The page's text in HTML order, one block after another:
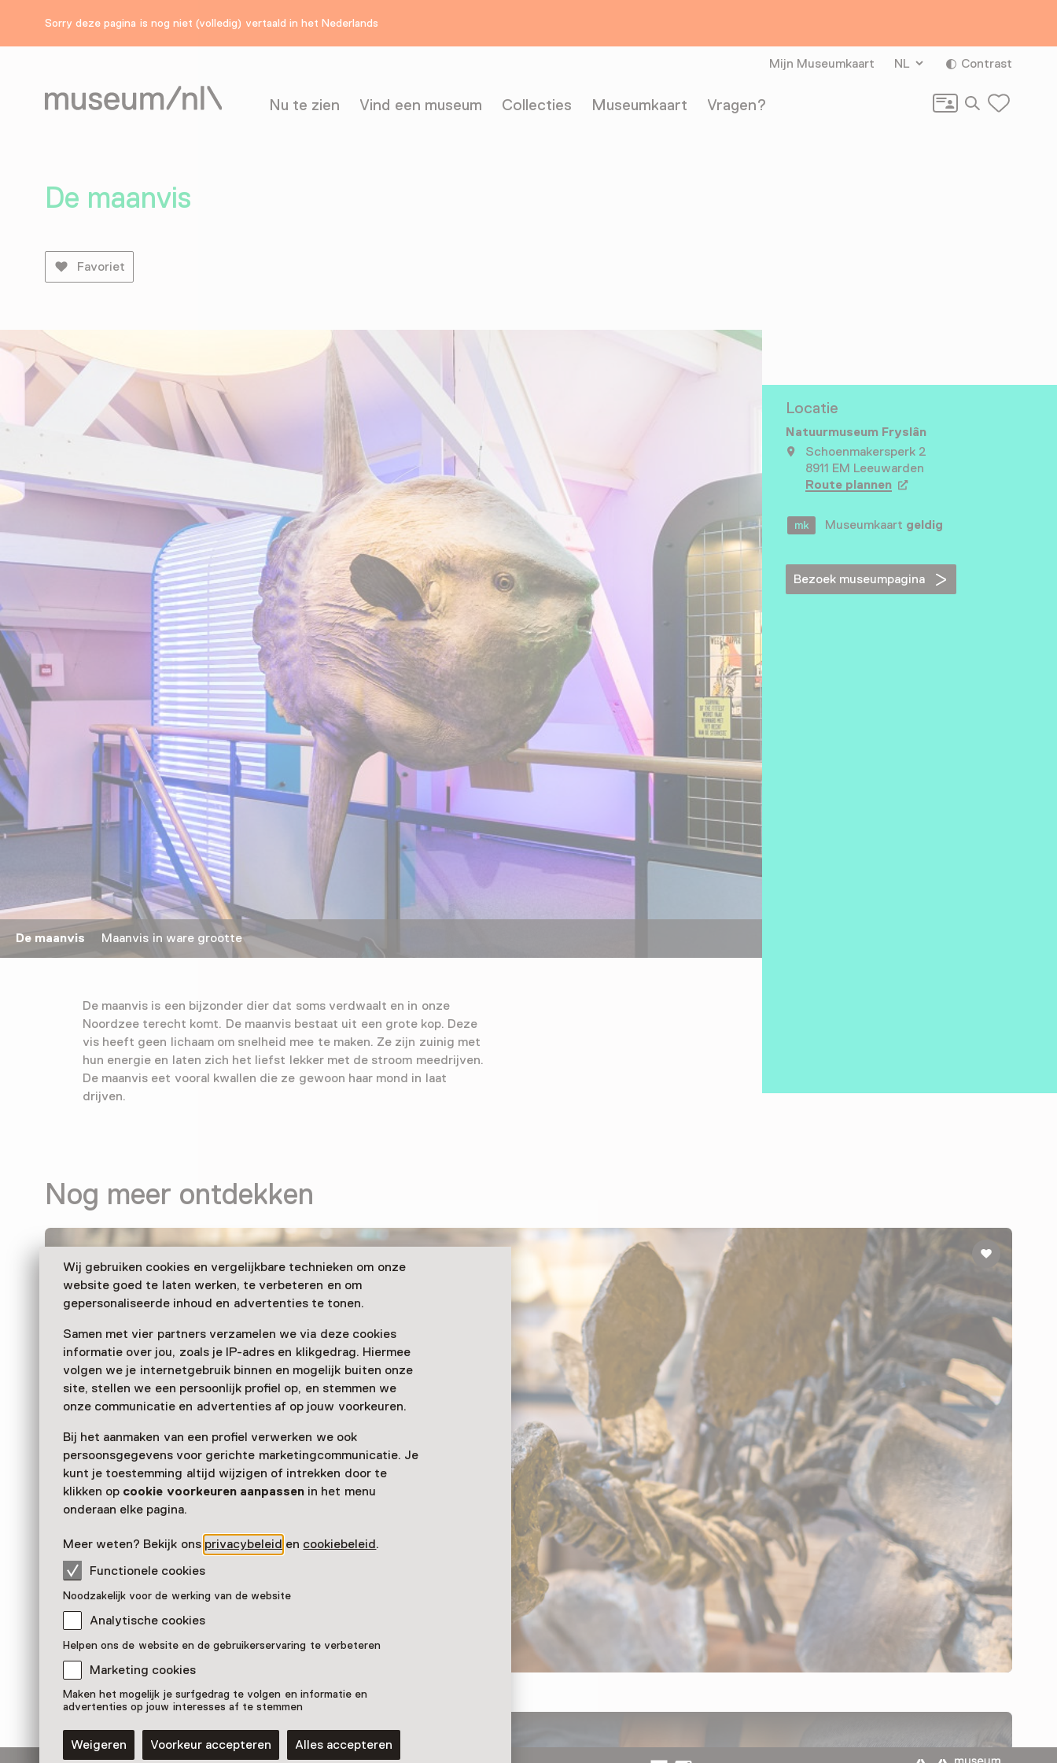
Sorry deze pagina is nog niet (volledig) vertaald in het Nederlands
Wij gebruiken cookies en vergelijkbare technieken om onze
website goed te laten werken, te verbeteren en om
gepersonaliseerde inhoud en advertenties te tonen.
Samen met vier partners verzamelen we via deze cookies
informatie over jou, zoals je IP-adres en klikgedrag. Hiermee
volgen we je internetgebruik binnen en mogelijk buiten onze
site, stellen we een persoonlijk profiel op, en stemmen we
onze communicatie en advertenties af op jouw voorkeuren.
Bij het aanmaken van een profiel verwerken we ook
persoonsgegevens voor gerichte marketingcommunicatie. Je
kunt je toestemming altijd wijzigen of intrekken door te
klikken op cookie voorkeuren aanpassenin het menu
onderaan elke pagina.
Meer weten? Bekijk ons privacybeleid en cookiebeleid.
Functionele cookies
Noodzakelijk voor de werking van de website
Analytische cookies
Helpen ons de website en de gebruikerservaring te verbeteren
Marketing cookies
Maken het mogelijk je surfgedrag te volgen en informatie en
advertenties op jouw interesses af te stemmen
Weigeren Voorkeur accepteren Alles accepteren
Nu te zien Vind een museum Collecties Museumkaart Vragen?
Mijn Museumkaart NL Contrast
Zoeken
De maanvis
Favoriet
De maanvis Maanvis in ware grootte
De maanvis is een bijzonder dier dat soms verdwaalt en in onze
Noordzee terecht komt. De maanvis bestaat uit een grote kop. Deze
vis heeft geen lichaam om snelheid mee te maken. Ze zijn zuinig met
hun energie en laten zich het liefst lekker met de stroom meedrijven.
De maanvis eet vooral kwallen die ze gewoon haar mond in laat
drijven.
Locatie
Natuurmuseum Fryslân
Schoenmakersperk 2
8911 EM Leeuwarden
Route plannen Opent in een nieuw tabblad
Museumkaart geldig
Bezoek museumpagina
Nog meer ontdekken
Stegosaurus
Pronkstuk
Museum Natura Docet, Denekamp
Blijf ontdekken